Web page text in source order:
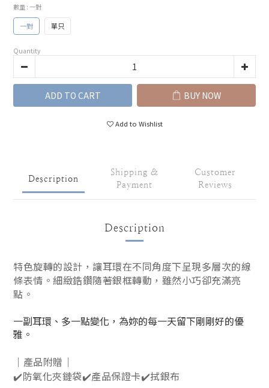
數量 : 一對
一對 單只
Quantity
ADD TO CART BUY NOW
Add to Wishlist
Description
Shipping &
Payment
Customer
Reviews
Description
特色旋轉的設計，讓耳環在不同角度下呈現多層次的線
條表情。細緻鋯鑽隨著銀框轉動，雖然小巧卻充滿亮
點。
一副耳環、多一點變化，為妳的每一天留下剛剛好的優
雅。
｜產品附贈｜
✔️防氧化夾鏈袋✔️產品保證卡✔️拭銀布